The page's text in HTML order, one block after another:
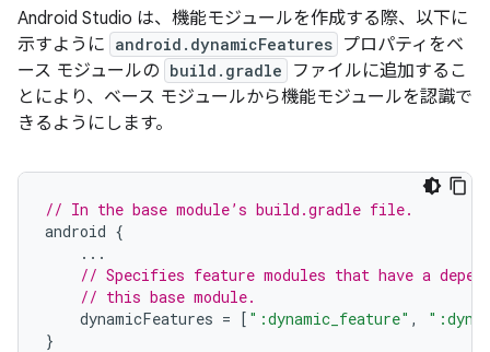
Android Studio は、機能モジュールを作成する際、以下に
示すように android.dynamicFeatures プロパティをベ
ース モジュールの build.gradle
ファイルに追加するこ
とにより、ベース モジュールから機能モジュールを認識で
きるようにします。
// In the base module’s build.gradle file.
android {
...
// Specifies feature modules that have a
// this base module.
dynamicFeatures = [ ":dynamic_feature" ,
}